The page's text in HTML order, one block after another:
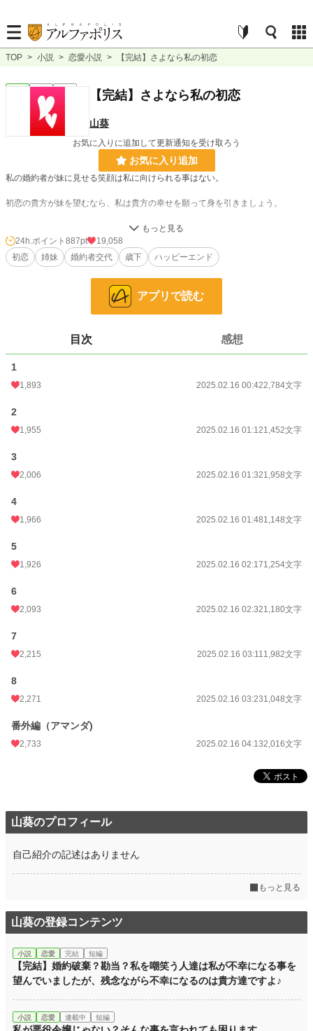
TOP > 小説 > 恋愛小説 > 【完結】さよなら私の初恋
完結 短編 【完結】さよなら私の初恋
山葵
お気に入りに追加して更新通知を受け取ろう
お気に入り追加
私の婚約者が妹に見せる笑顔は私に向けられる事はない。
初恋の貴方が妹を望むなら、私は貴方の幸せを願って身を引きましょう。
24h.ポイント
更新日時
初回公開日時
初回完結日時
週間ポイント
年間ポイント
24h.ポイント 887pt
19,058
初恋
姉妹 婚約者交代 歳下 ハッピーエンド
アプリで読む
目次 感想
1
1,893 2025.02.16 00:422,784文字
2
1,955 2025.02.16 01:121,452文字
3
2,006 2025.02.16 01:321,958文字
4
1,966 2025.02.16 01:481,148文字
5
1,926 2025.02.16 02:171,254文字
6
2,093 2025.02.16 02:321,180文字
7
2,215 2025.02.16 03:111,982文字
8
2,271 2025.02.16 03:231,048文字
番外編（アマンダ)
2,733 2025.02.16 04:132,016文字
山葵のプロフィール
自己紹介の記述はありません
もっと見る
山葵の登録コンテンツ
小説 恋愛 完結 短編
【完結】婚約破棄？勘当？私を嘲笑う人達は私が不幸になる事を
望んでいましたが、残念ながら不幸になるのは貴方達ですよ♪
小説 恋愛 連載中 短編